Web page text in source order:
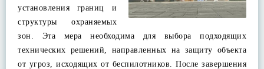
установления границ и
структуры охраняемых
зон. Эта мера необходима для выбора подходящих
технических решений, направленных на защиту объекта
от угроз, исходящих от беспилотников. После завершения